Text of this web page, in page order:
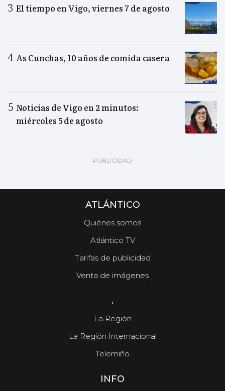
El tiempo en Vigo, viernes 7 de agosto
As Cunchas, 10 años de comida casera
Noticias de Vigo en 2 minutos:
miércoles 5 de agosto
ATLÁNTICO
Quiénes somos
Atlántico TV
Tarifas de publicidad
Venta de imágenes
.
La Región
La Región Internacional
Telemiño
INFO